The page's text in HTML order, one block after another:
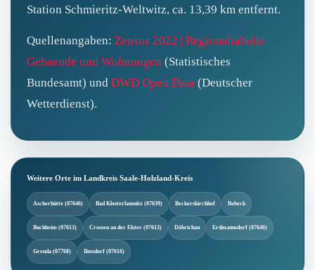
Station Schmieritz-Weltwitz, ca. 13,39 km entfernt.
Quellenangaben: Zensus 2022 | Regionaltabelle
Gebaeude und Wohnungen (Statistisches
Bundesamt) und DWD Open Data (Deutscher
Wetterdienst).
Weitere Orte im Landkreis Saale-Holzland-Kreis
Ascherhütte (07646) Bad Klosterlausnitz (07639) Beckerskirchhof Bobeck
Buchheim (07613) Crossen an der Elster (07613) Döbrichau Erdmannsdorf (07646)
Greuda (07768) Ilmsdorf (07616)